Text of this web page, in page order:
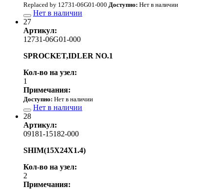
Replaced by 12731-06G01-000 Доступно: Нет в наличии
Нет в наличии
27
Артикул:
12731-06G01-000
SPROCKET,IDLER NO.1
Кол-во на узел:
1
Примечания:
Доступно: Нет в наличии
Нет в наличии
28
Артикул:
09181-15182-000
SHIM(15X24X1.4)
Кол-во на узел:
2
Примечания: